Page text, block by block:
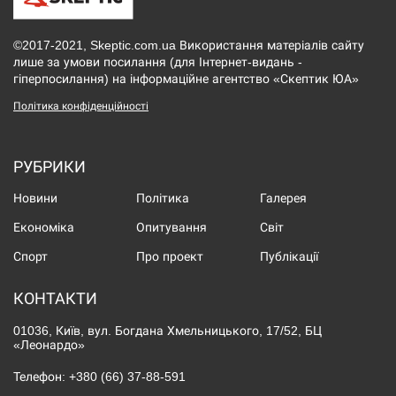
©2017-2021, Skeptic.com.ua Використання матеріалів сайту
лише за умови посилання (для Інтернет-видань -
гіперпосилання) на інформаційне агентство «Скептик ЮА»
Політика конфіденційності
РУБРИКИ
Новини Політика Галерея
Економіка Опитування Світ
Спорт Про проект Публікації
КОНТАКТИ
01036, Київ, вул. Богдана Хмельницького, 17/52, БЦ
«Леонардо»
Телефон: +380 (66) 37-88-591